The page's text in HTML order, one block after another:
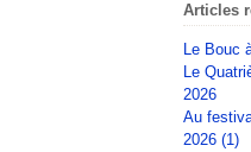
Articles
Le Bouc
Le
2026
Au
2026 (1)